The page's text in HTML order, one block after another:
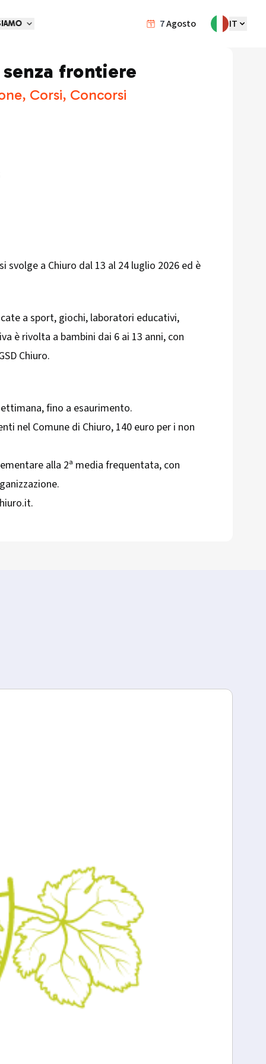
7Agosto IT
frontiere
Corsi, Concorsi
a Chiuro dal 13 al 24 luglio 2026 ed è
a sport, giochi, laboratori educativi,
è rivolta a bambini dai 6 ai 13 anni, con
Chiuro.
fino a esaurimento.
nel Comune di Chiuro, 140 euro per i non
alla 2ª media frequentata, con